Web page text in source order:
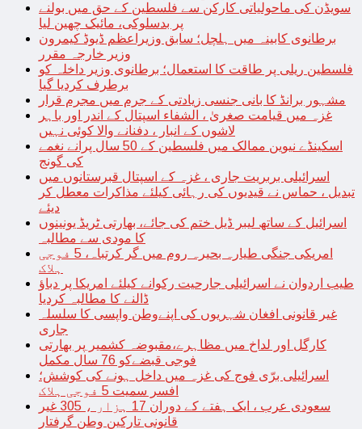
سویڈن کی ماحولیاتی کارکن سے فلسطین کے حق میں بولنے
پر بدسلوکی، مائیک چھین لیا
برطانوی کابینہ میں ہلچل؛ سابق وزیراعظم ڈیوڈ کیمرون
وزیر خارجہ مقرر
فلسطین ریلی پر طاقت کا استعمال؛ برطانوی وزیر داخلہ کو
برطرف کردیا گیا
مشہور برانڈ کا بانی جنسی زیادتی کے جرم میں مجرم قرار
غزہ میں قیامت صغریٰ ، الشفاء اسپتال کے اندر اور باہر
لاشوں کے انبار ، دفنانے والا کوئی نہیں
اسکینڈے نیوین ممالک میں فلسطین کے 50 سال پرانے نغمے
کی گونج
اسرائیلی بربریت جاری ، غزہ کے اسپتال قبرستانوں میں
تبدیل ، حماس نے قیدیوں کی رہائی کیلئے مذاکرات معطل کر
دیئے
اسرائیل کے ساتھ لیبر ڈیل ختم کی جائے، بھارتی ٹریڈ یونینوں
کا مودی سے مطالبہ
امریکی جنگی طیارہ بحیرہ روم میں گر کرتباہ، 5 فوجی
ہلاک
طیب اردوان نے اسرائیلی جارحیت رکوانے کیلئے امریکا پر دباؤ
ڈالنے کا مطالبہ کردیا
غیر قانونی افغان شہریوں کی اپنےوطن واپسی کا سلسلہ
جاری
کارگل اور لداخ میں مظاہرے،مقبوضہ کشمیر پر بھارتی
فوجی قبضےکو 76 سال مکمل
اسرائیلی برّی فوج کی غزہ میں داخل ہونے کی کوشش؛
افسر سمیت 5 فوجی ہلاک
سعودی عرب ، ایک ہفتے کے دوران 17 ہزار ، 305 غیر
قانونی تارکین وطن گرفتار